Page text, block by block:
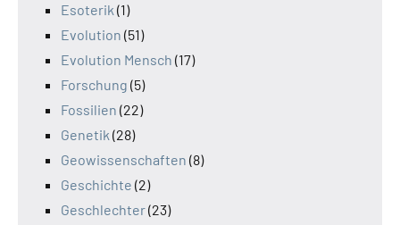
Esoterik (1)
Evolution (51)
Evolution Mensch (17)
Forschung (5)
Fossilien (22)
Genetik (28)
Geowissenschaften (8)
Geschichte (2)
Geschlechter(23)